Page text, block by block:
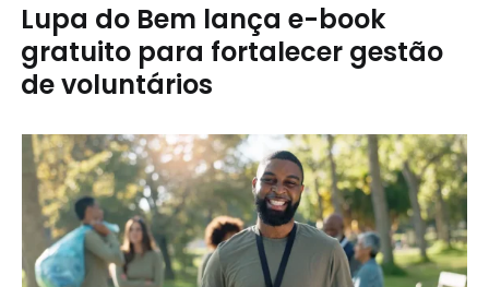
Lupa do Bem lança e-book
gratuito para fortalecer gestão
de voluntários